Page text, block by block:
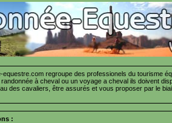
equestre.com regroupe des professionels du tourisme
à cheval ou un voyage a cheval ils doivent
des cavaliers, être assurés et vous proposer par le
: